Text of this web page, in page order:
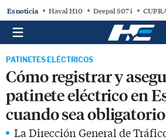
Es noticia Haval H10 Deepal S07 i
PATINETES ELÉCTRICOS
Cómo registrar y
patinete eléctrico en
cuando sea obligatorio
La Dirección General de